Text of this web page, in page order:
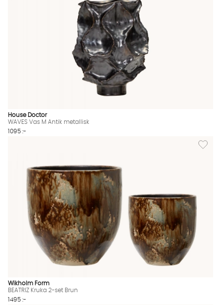
House Doctor
WAVES Vas M Antik metallisk
1095 :-
Lägg
Wikholm Form
BEATRIZ Kruka 2-set Brun
1495 :-